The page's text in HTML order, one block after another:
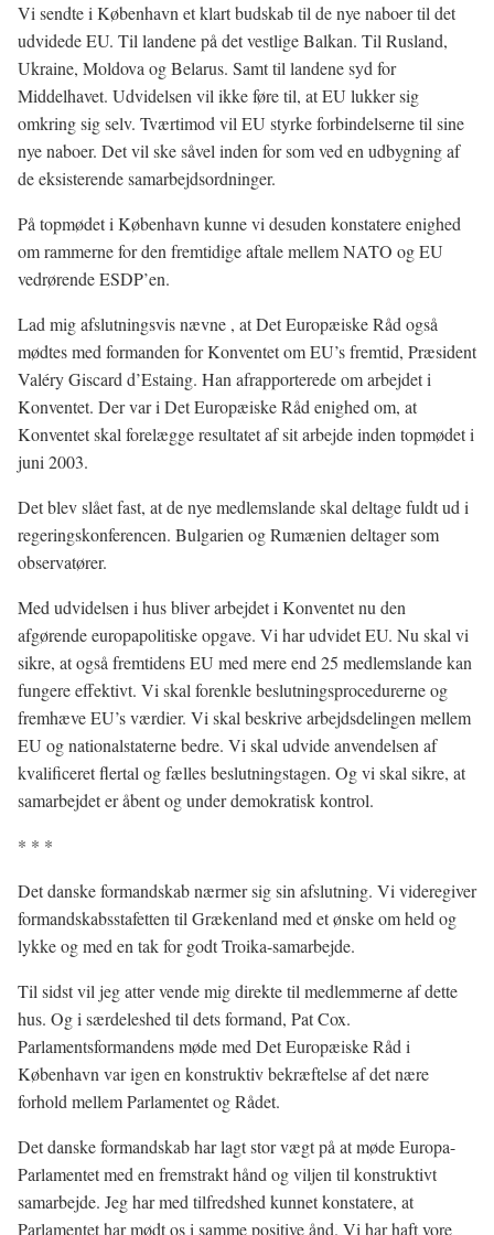
Vi sendte i København et klart budskab til de nye naboer til det
udvidede EU. Til landene på det vestlige Balkan. Til Rusland,
Ukraine, Moldova og Belarus. Samt til landene syd for
Middelhavet. Udvidelsen vil ikke føre til, at EU lukker sig
omkring sig selv. Tværtimod vil EU styrke forbindelserne til sine
nye naboer. Det vil ske såvel inden for som ved en udbygning af
de eksisterende samarbejdsordninger.
På topmødet i København kunne vi desuden konstatere enighed
om rammerne for den fremtidige aftale mellem NATO og EU
vedrørende ESDP’en.
Lad mig afslutningsvis nævne , at Det Europæiske Råd også
mødtes med formanden for Konventet om EU’s fremtid, Præsident
Valéry Giscard d’Estaing. Han afrapporterede om arbejdet i
Konventet. Der var i Det Europæiske Råd enighed om, at
Konventet skal forelægge resultatet af sit arbejde inden topmødet i
juni 2003.
Det blev slået fast, at de nye medlemslande skal deltage fuldt ud i
regeringskonferencen. Bulgarien og Rumænien deltager som
observatører.
Med udvidelsen i hus bliver arbejdet i Konventet nu den
afgørende europapolitiske opgave. Vi har udvidet EU. Nu skal vi
sikre, at også fremtidens EU med mere end 25 medlemslande kan
fungere effektivt. Vi skal forenkle beslutningsprocedurerne og
fremhæve EU’s værdier. Vi skal beskrive arbejdsdelingen mellem
EU og nationalstaterne bedre. Vi skal udvide anvendelsen af
kvalificeret flertal og fælles beslutningstagen. Og vi skal sikre, at
samarbejdet er åbent og under demokratisk kontrol.
* * *
Det danske formandskab nærmer sig sin afslutning. Vi videregiver
formandskabsstafetten til Grækenland med et ønske om held og
lykke og med en tak for godt Troika-samarbejde.
Til sidst vil jeg atter vende mig direkte til medlemmerne af dette
hus. Og i særdeleshed til dets formand, Pat Cox.
Parlamentsformandens møde med Det Europæiske Råd i
København var igen en konstruktiv bekræftelse af det nære
forhold mellem Parlamentet og Rådet.
Det danske formandskab har lagt stor vægt på at møde Europa-
Parlamentet med en fremstrakt hånd og viljen til konstruktivt
samarbejde. Jeg har med tilfredshed kunnet konstatere, at
Parlamentet har mødt os i samme positive ånd. Vi har haft vore